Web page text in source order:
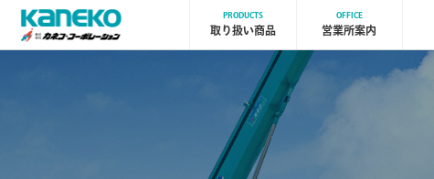
PRODUCTS
取り扱い商品
OFFICE
営業所案内